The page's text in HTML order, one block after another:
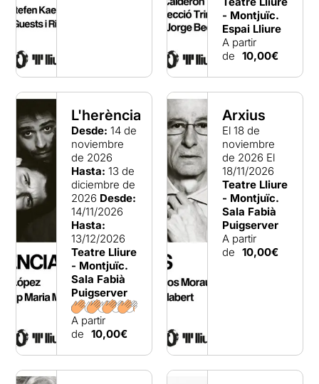
escénico y en la relación con el- Montjuïc.
Espai Lliure
A partir
de 10,00€
L'herència
Desde: 14 de
noviembre
de 2026
Hasta: 13 de
diciembre de
2026 Desde:
14/11/2026
Hasta:
13/12/2026
Teatre Lliure
- Montjuïc.
Sala Fabià
Puigserver
A partir
de 10,00€
Arxius
El 18 de
noviembre
de 2026 El
18/11/2026
Teatre Lliure
- Montjuïc.
Sala Fabià
Puigserver
A partir
de 10,00€